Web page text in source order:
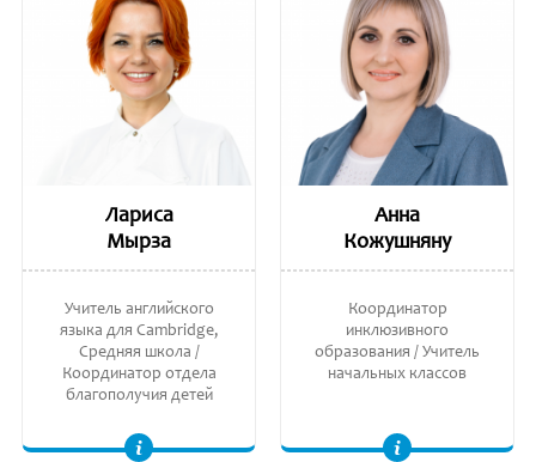
Лариса
Мырза
Учитель английского
языка для Cambridge,
Средняя школа /
Координатор отдела
благополучия детей
Анна
Кожушняну
Координатор
инклюзивного
образования / Учитель
начальных классов